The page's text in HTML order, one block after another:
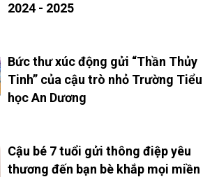
2024 - 2025
Bức thư xúc động gửi “Thần Thủy
Tinh” của cậu trò nhỏ Trường Tiểu
học An Dương
Cậu bé 7 tuổi gửi thông điệp yêu
thương đến bạn bè khắp mọi miền